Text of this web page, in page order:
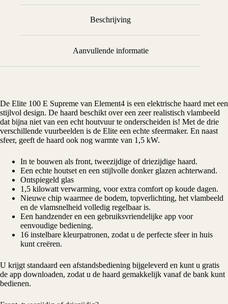
Beschrijving
Aanvullende informatie
De Elite 100 E Supreme van Element4 is een elektrische haard met een
stijlvol design. De haard beschikt over een zeer realistisch vlambeeld
dat bijna niet van een echt houtvuur te onderscheiden is! Met de drie
verschillende vuurbeelden is de Elite een echte sfeermaker. En naast
sfeer, geeft de haard ook nog warmte van 1,5 kW.
In te bouwen als front, tweezijdige of driezijdige haard.
Een echte houtset en een stijlvolle donker glazen achterwand.
Ontspiegeld glas
1,5 kilowatt verwarming, voor extra comfort op koude dagen.
Nieuwe chip waarmee de bodem, topverlichting, het vlambeeld
en de vlamsnelheid volledig regelbaar is.
Een handzender en een gebruiksvriendelijke app voor
eenvoudige bediening.
16 instelbare kleurpatronen, zodat u de perfecte sfeer in huis
kunt creëren.
U krijgt standaard een afstandsbediening bijgeleverd en kunt u gratis
de app downloaden, zodat u de haard gemakkelijk vanaf de bank kunt
bedienen.